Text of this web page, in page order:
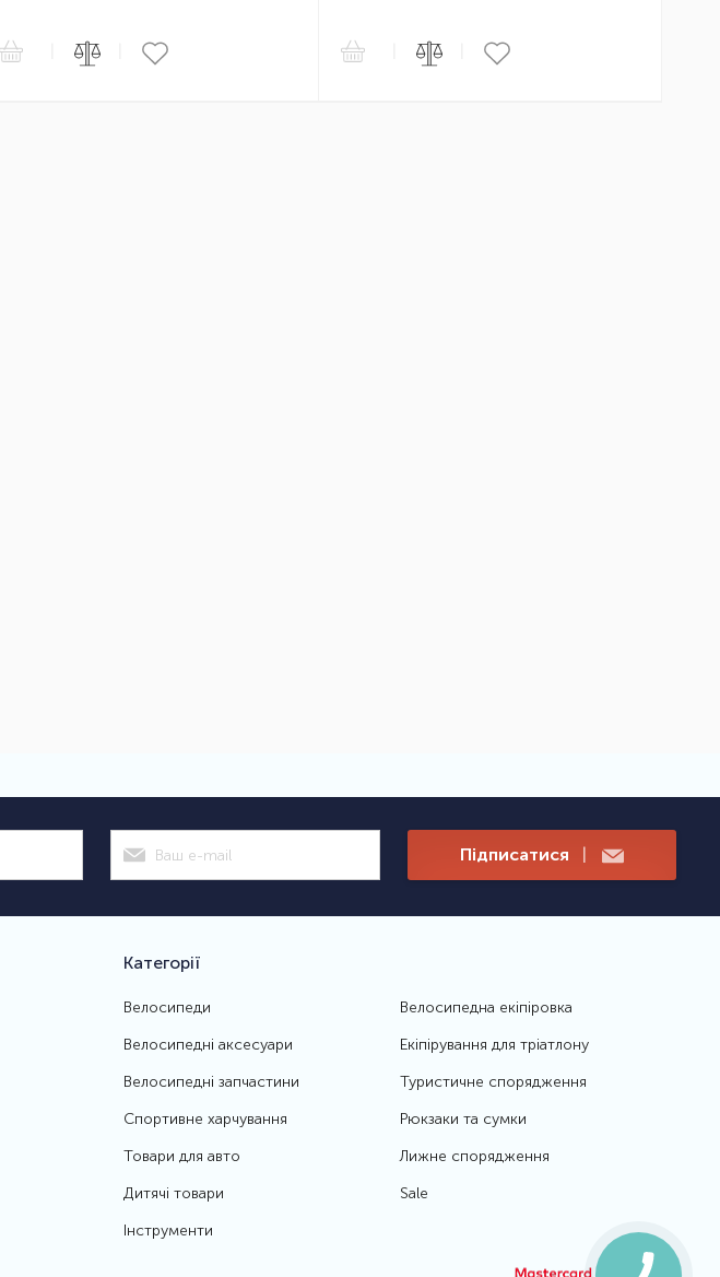
Підписатися |
Категорії
Велосипеди
Велосипедні аксесуари
Велосипедні запчастини
Спортивне харчування
Товари для авто
Дитячі товари
Інструменти
Велосипедна екіпіровка
Екіпірування для тріатлону
Туристичне спорядження
Рюкзаки та сумки
Лижне спорядження
Sale